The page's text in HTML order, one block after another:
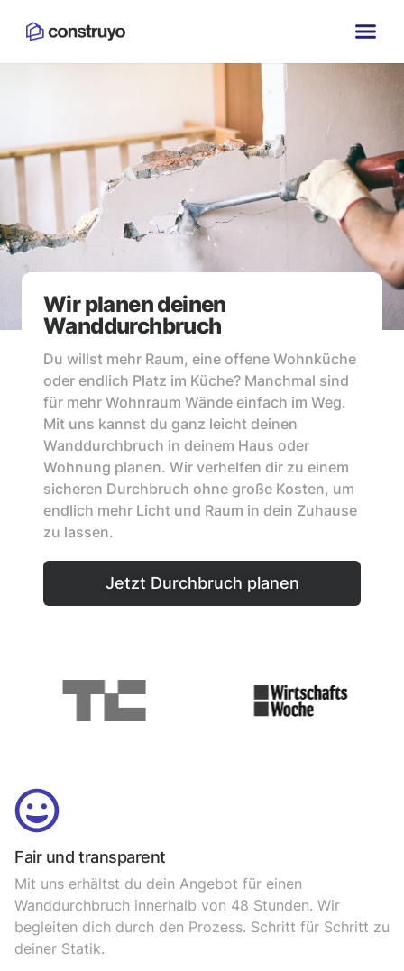
Wir planen deinen
Wanddurchbruch
Du willst mehr Raum, eine offene Wohnküche
oder endlich Platz im Küche? Manchmal sind
für mehr Wohnraum Wände einfach im Weg.
Mit uns kannst du ganz leicht deinen
Wanddurchbruch in deinem Haus oder
Wohnung planen. Wir verhelfen dir zu einem
sicheren Durchbruch ohne große Kosten, um
endlich mehr Licht und Raum in dein Zuhause
zu lassen.
Jetzt Durchbruch planen
Fair und transparent
Mit uns erhältst du dein Angebot für einen
Wanddurchbruch innerhalb von 48 Stunden. Wir
begleiten dich durch den Prozess. Schritt für Schritt zu
deiner Statik.